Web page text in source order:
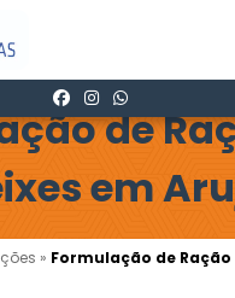
de
em
» Formulação de